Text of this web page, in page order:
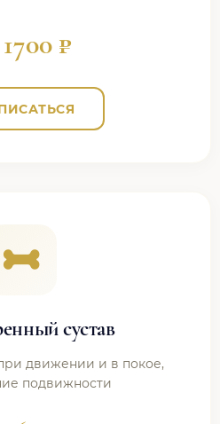
₽
сустав
движении и в покое,
подвижности